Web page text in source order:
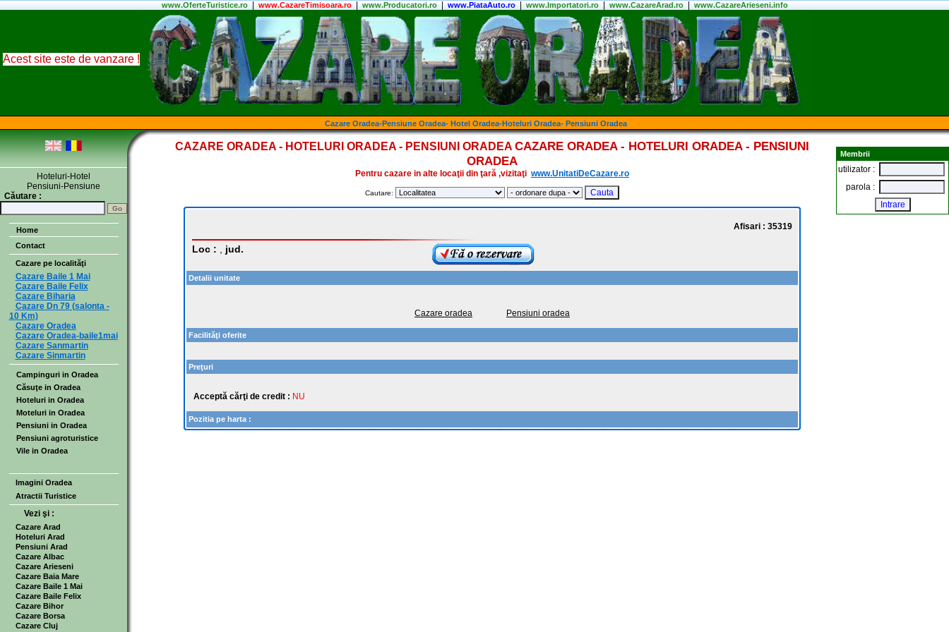
www.OferteTuristice.ro| www.CazareTimisoara.ro| www.Producatori.ro| www.PiataAuto.ro| www.Importatori.ro| www.CazareArad.ro| www.CazareArieseni.info
Acest site este de vanzare !
Cazare Oradea-Pensiune Oradea- Hotel Oradea-Hoteluri Oradea- Pensiuni Oradea
Hoteluri-Hotel
Pensiuni-Pensiune
Căutare :
Home
Contact
Cazare pe localităţi
Cazare Baile 1 Mai
Cazare Baile Felix
Cazare Biharia
Cazare Dn 79 (salonta -
10 Km)
Cazare Oradea
Cazare Oradea-baile1mai
Cazare Sanmartin
Cazare Sinmartin
Campinguri in Oradea
Căsuţe in Oradea
Hoteluri in Oradea
Moteluri in Oradea
Pensiuni in Oradea
Pensiuni agroturistice
Vile in Oradea
Imagini Oradea
Atractii Turistice
Vezi şi :
Cazare Arad
Hoteluri Arad
Pensiuni Arad
Cazare Albac
Cazare Arieseni
Cazare Baia Mare
Cazare Baile 1 Mai
Cazare Baile Felix
Cazare Bihor
Cazare Borsa
Cazare Cluj
CAZARE ORADEA - HOTELURI ORADEA - PENSIUNI ORADEA CAZARE ORADEA - HOTELURI ORADEA - PENSIUNI
ORADEA
Pentru cazare in alte locaţii din ţară ,vizitaţi www.UnitatiDeCazare.ro
Cautare:
Afisari : 35319
Loc : jud.
Detalii unitate
Cazare oradea Pensiuni oradea
Facilităţi oferite
Preţuri
Acceptă cărţi de credit : NU
Pozitia pe harta :
Membrii
utilizator :
parola :